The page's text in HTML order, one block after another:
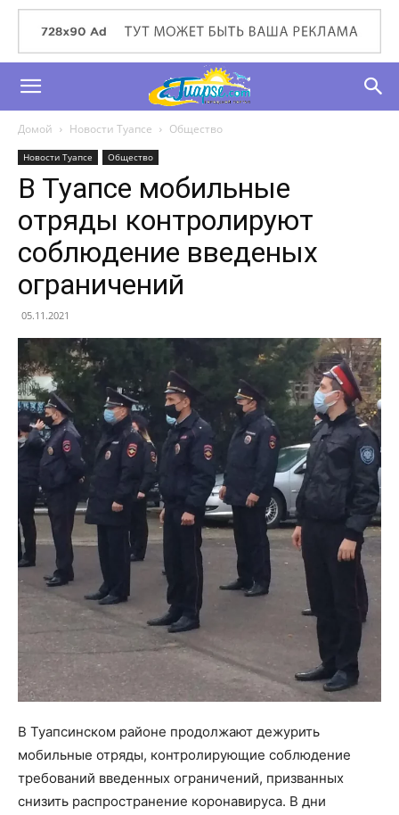
Домой Новости Туапсе Общество
Новости Туапсе Общество
В Туапсе мобильные
отряды контролируют
соблюдение введеных
ограничений
05.11.2021
В Туапсинском районе продолжают дежурить
мобильные отряды, контролирующие соблюдение
требований введенных ограничений, призванных
снизить распространение коронавируса. В дни